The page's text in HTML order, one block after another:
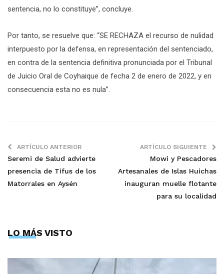
sentencia, no lo constituye”, concluye.
Por tanto, se resuelve que: “SE RECHAZA el recurso de nulidad
interpuesto por la defensa, en representación del sentenciado,
en contra de la sentencia definitiva pronunciada por el Tribunal
de Juicio Oral de Coyhaique de fecha 2 de enero de 2022, y en
consecuencia esta no es nula”.
ARTÍCULO ANTERIOR
Seremi de Salud advierte
presencia de Tifus de los
Matorrales en Aysén
ARTÍCULO SIGUIENTE
Mowi y Pescadores
Artesanales de Islas Huichas
inauguran muelle flotante
para su localidad
LO MÁS VISTO